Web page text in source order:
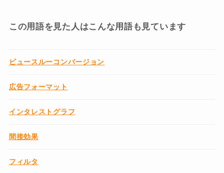
この用語を見た人はこんな用語も見ています
ビュースルーコンバージョン
広告フォーマット
インタレストグラフ
間接効果
フィルタ